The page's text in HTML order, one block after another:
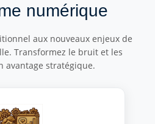
numérique
aux nouveaux enjeux de
Transformez le bruit et les
avantage stratégique.